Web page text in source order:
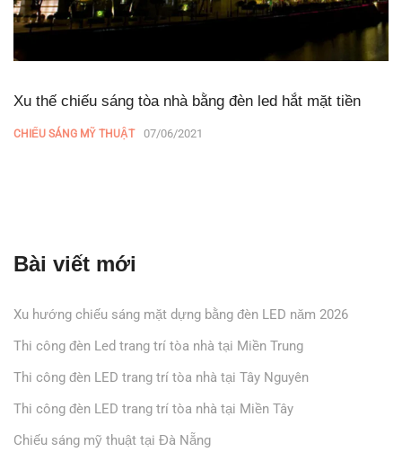
Xu thế chiếu sáng tòa nhà bằng đèn led hắt mặt tiền
CHIẾU SÁNG MỸ THUẬT 07/06/2021
Bài viết mới
Xu hướng chiếu sáng mặt dựng bằng đèn LED năm 2026
Thi công đèn Led trang trí tòa nhà tại Miền Trung
Thi công đèn LED trang trí tòa nhà tại Tây Nguyên
Thi công đèn LED trang trí tòa nhà tại Miền Tây
Chiếu sáng mỹ thuật tại Đà Nẵng